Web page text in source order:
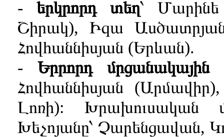
- երկրորդ տեղ՝
Շիրակ), Իզա Ասծատրյան
Հովհաննիսյան (Երևան).
-Երրորդ մրցանակային
Հովհաննիսյան
Լոռի):
Խեչոյանը՝ Չարենցավան,